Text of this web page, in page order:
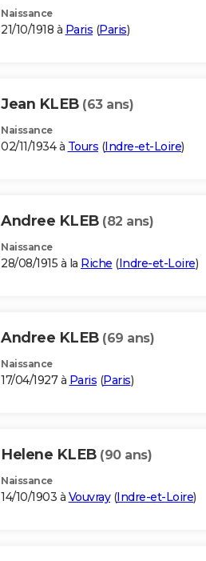
Naissance
21/10/1918 à Paris (Paris)
Jean KLEB (63 ans)
Naissance
02/11/1934 à Tours (Indre-et-Loire)
Andree KLEB (82 ans)
Naissance
28/08/1915 à la Riche (Indre-et-Loire)
Andree KLEB (69 ans)
Naissance
17/04/1927 à Paris (Paris)
Helene KLEB (90 ans)
Naissance
14/10/1903 à Vouvray(Indre-et-Loire)